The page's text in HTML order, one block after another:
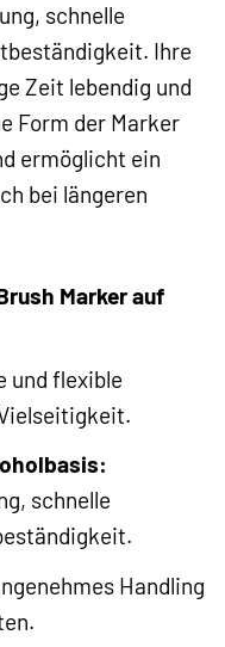
schnelle
Ihre
Zeit lebendig und
Form der Marker
ermöglicht ein
bei längeren
Marker auf
und flexible
schnelle
Handling